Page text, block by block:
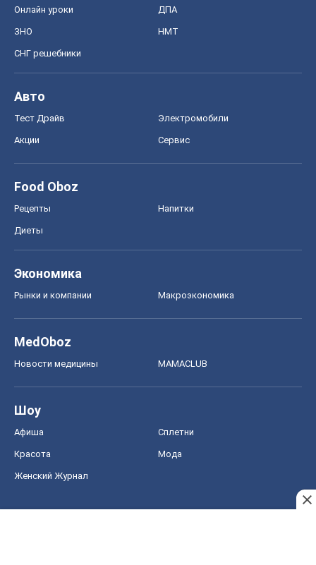
Онлайн уроки ДПА
ЗНО НМТ
СНГ решебники
Авто
Тест Драйв Электромобили
Акции Сервис
Food Oboz
Рецепты Напитки
Диеты
Экономика
Рынки и компании Mакроэкономика
MedOboz
Новости медицины MAMACLUB
Шоу
Афиша Сплетни
Красота Мода
Женский Журнал